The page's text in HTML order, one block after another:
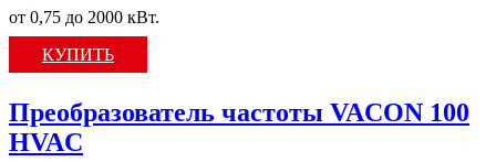
от 0,75 до 2000 кВт.
КУПИТЬ
Преобразователь частоты VACON 100
HVAC